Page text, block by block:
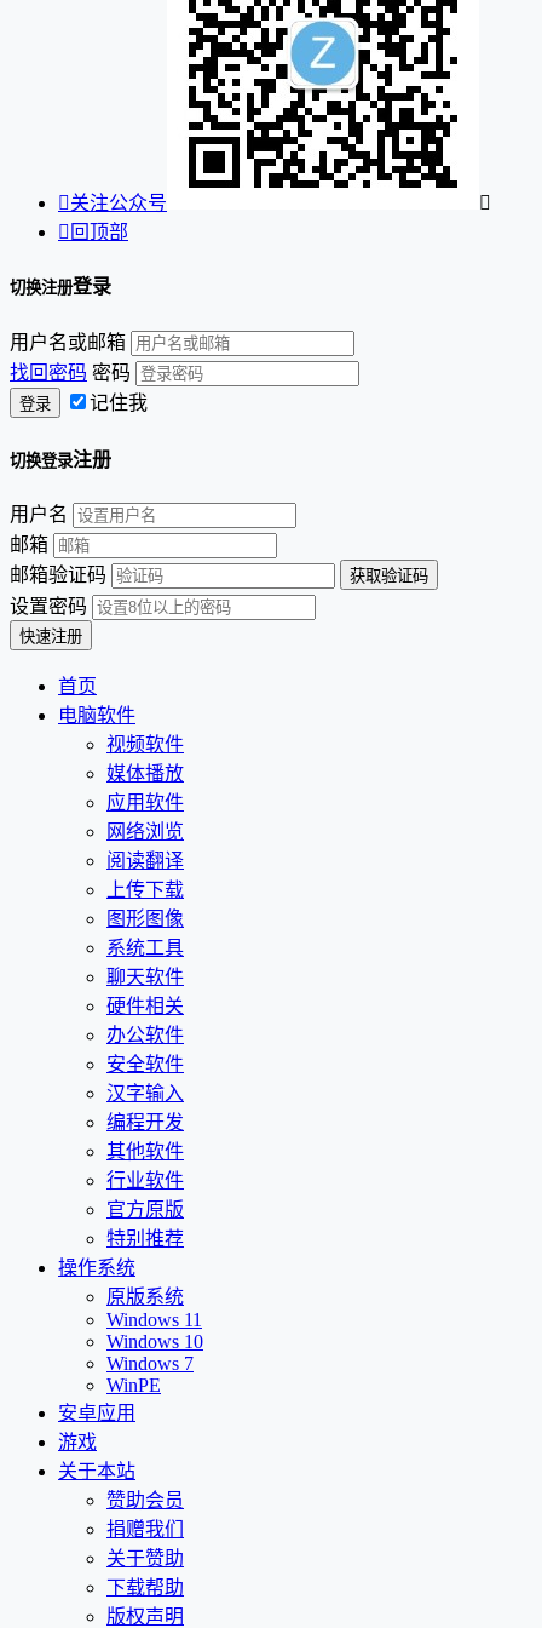
关注公众号

 回顶部
切换注册登录
用户名或邮箱
找回密码 密码
记住我
切换登录注册
用户名
邮箱
邮箱验证码
设置密码
首页
电脑软件
视频软件
媒体播放
应用软件
网络浏览
阅读翻译
上传下载
图形图像
系统工具
聊天软件
硬件相关
办公软件
安全软件
汉字输入
编程开发
其他软件
行业软件
官方原版
特别推荐
操作系统
原版系统
Windows 11
Windows 10
Windows 7
WinPE
安卓应用
游戏
关于本站
赞助会员
捐赠我们
关于赞助
下载帮助
版权声明